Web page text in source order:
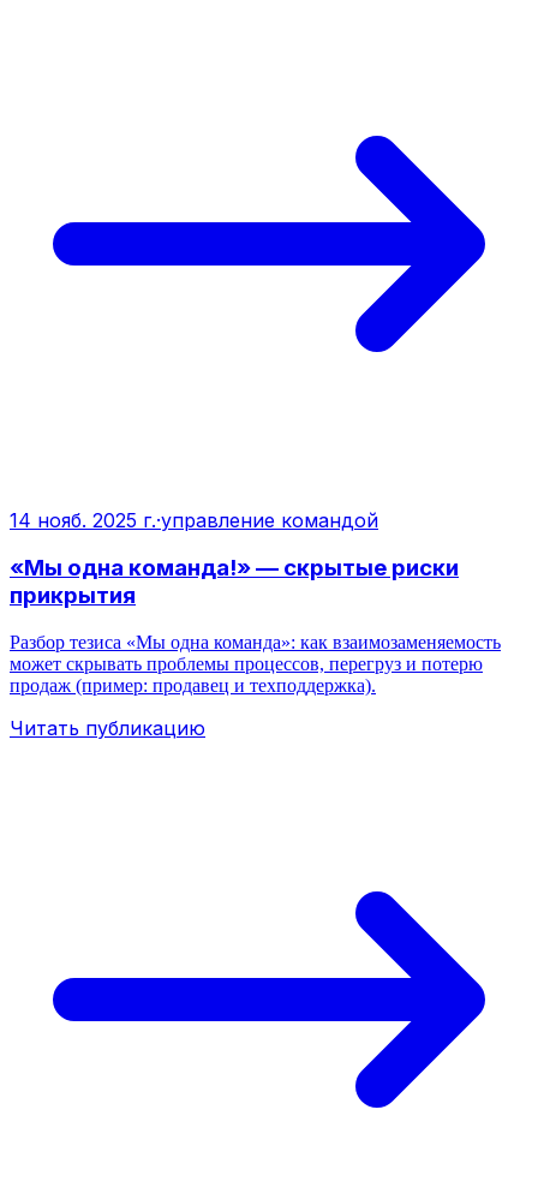
14 нояб. 2025 г.·управление командой
«Мы одна команда!» — скрытые риски
прикрытия
Разбор тезиса «Мы одна команда»: как взаимозаменяемость
может скрывать проблемы процессов, перегруз и потерю
продаж (пример: продавец и техподдержка).
Читать публикацию